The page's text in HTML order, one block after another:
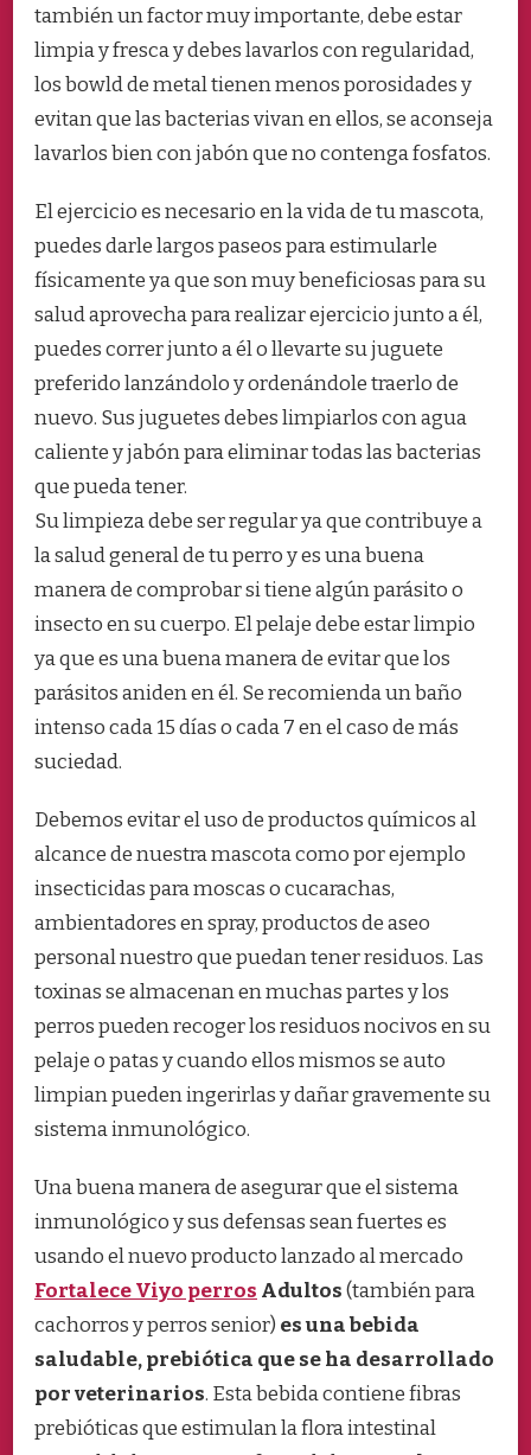
también un factor muy importante, debe estar
limpia y fresca y debes lavarlos con regularidad,
los bowld de metal tienen menos porosidades y
evitan que las bacterias vivan en ellos, se aconseja
lavarlos bien con jabón que no contenga fosfatos.
El ejercicio es necesario en la vida de tu mascota,
puedes darle largos paseos para estimularle
físicamente ya que son muy beneficiosas para su
salud aprovecha para realizar ejercicio junto a él,
puedes correr junto a él o llevarte su juguete
preferido lanzándolo y ordenándole traerlo de
nuevo. Sus juguetes debes limpiarlos con agua
caliente y jabón para eliminar todas las bacterias
que pueda tener.
Su limpieza debe ser regular ya que contribuye a
la salud general de tu perro y es una buena
manera de comprobar si tiene algún parásito o
insecto en su cuerpo. El pelaje debe estar limpio
ya que es una buena manera de evitar que los
parásitos aniden en él. Se recomienda un baño
intenso cada 15 días o cada 7 en el caso de más
suciedad.
Debemos evitar el uso de productos químicos al
alcance de nuestra mascota como por ejemplo
insecticidas para moscas o cucarachas,
ambientadores en spray, productos de aseo
personal nuestro que puedan tener residuos. Las
toxinas se almacenan en muchas partes y los
perros pueden recoger los residuos nocivos en su
pelaje o patas y cuando ellos mismos se auto
limpian pueden ingerirlas y dañar gravemente su
sistema inmunológico.
Una buena manera de asegurar que el sistema
inmunológico y sus defensas sean fuertes es
usando el nuevo producto lanzado al mercado
Fortalece Viyo perros Adultos(también para
cachorros y perros senior) es una bebida
saludable, prebiótica que se ha desarrollado
por veterinarios. Esta bebida contiene fibras
prebióticas que estimulan la flora intestinal